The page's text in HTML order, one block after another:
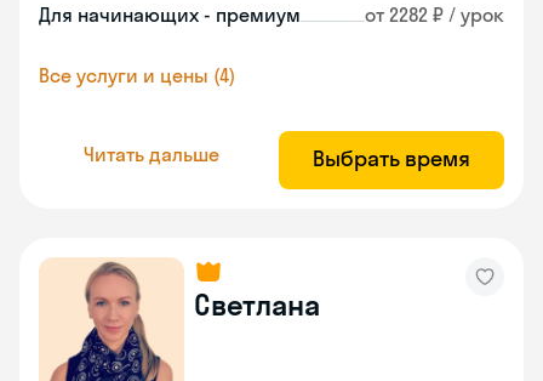
Для начинающих - премиум от 2282 ₽ / урок
Все услуги и цены (4)
Читать дальше Выбрать время
Светлана